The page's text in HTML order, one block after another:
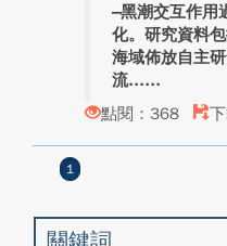
–黑潮交互作用
化。研究資料
海域佈放自主
流...
點閱：368
1